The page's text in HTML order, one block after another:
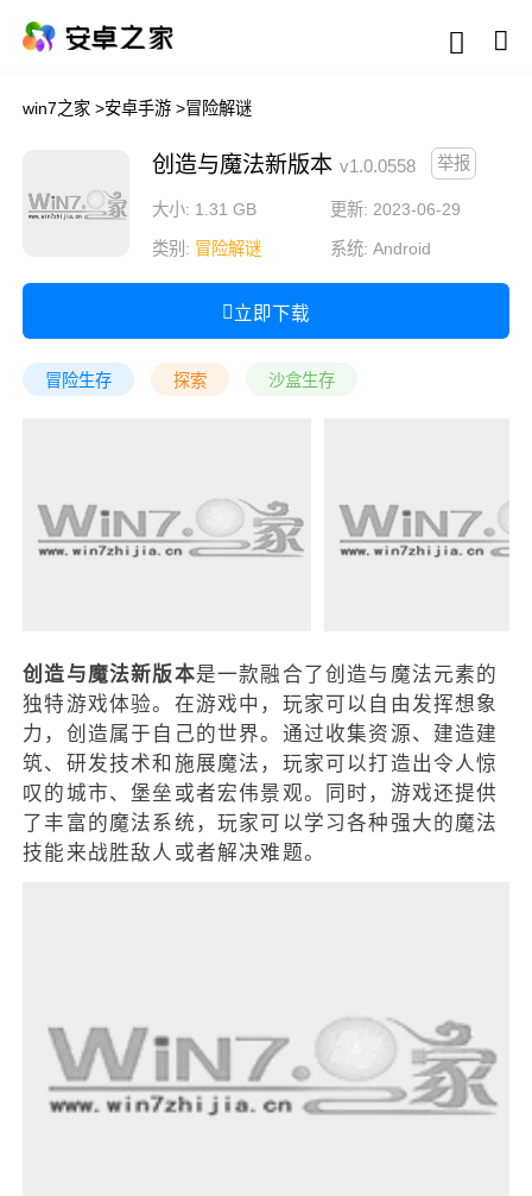
win7之家 >安卓手游 >冒险解谜
创造与魔法新版本 v1.0.0558 举报
大小: 1.31 GB 更新: 2023-06-29
类别: 冒险解谜 系统:Android
立即下载
冒险生存 探索 沙盒生存
创造与魔法新版本是一款融合了创造与魔法元素的
独特游戏体验。在游戏中，玩家可以自由发挥想象
力，创造属于自己的世界。通过收集资源、建造建
筑、研发技术和施展魔法，玩家可以打造出令人惊
叹的城市、堡垒或者宏伟景观。同时，游戏还提供
了丰富的魔法系统，玩家可以学习各种强大的魔法
技能来战胜敌人或者解决难题。